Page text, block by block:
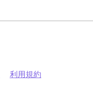
利用規約